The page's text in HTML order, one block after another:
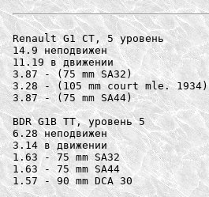
Renault G1 СТ, 5 уровень
14.9 неподвижен
11.19 в движении
3.87 - (75 mm SA32)
3.28 - (105 mm court mle. 1934)
3.87 - (75 mm SA44)
BDR G1B ТТ, уровень 5
6.28 неподвижен
3.14 в движении
1.63 - 75 mm SA32
1.63 - 75 mm SA44
1.57 - 90 mm DCA 30